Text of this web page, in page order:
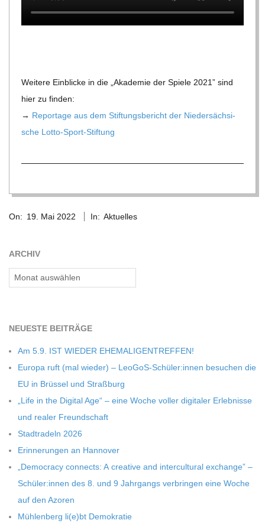
Wei­tere Ein­bli­cke in die „Aka­de­mie der Spiele 2021” sind
hier zu finden:
→ Repor­tage aus dem Stif­tungs­be­richt der Nie­der­säch­si­
sche Lotto-Sport-Stiftung
05-
On: 19. Mai 2022 In: Aktuelles
ARCHIV
Archiv
NEU­ESTE BEITRÄGE
Am 5.9. IST WIEDER EHEMALIGENTREFFEN!
Europa ruft (mal wie­der) – LeoGoS-Schüler:innen besu­chen die
EU in Brüs­sel und Straßburg
„Life in the Digi­tal Age“ – eine Woche vol­ler digi­ta­ler Erleb­nisse
und rea­ler Freundschaft
Stadt­ra­deln 2026
Erin­ne­run­gen an Hannover
„Demo­cracy con­nects: A crea­tive and inter­cul­tu­ral exch­ange” –
Schüler:innen des 8. und 9 Jahr­gangs ver­brin­gen eine Woche
auf den Azoren
Müh­len­berg li(e)bt Demokratie